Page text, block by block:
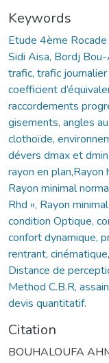
Keywords
Etude 4ème Rocade
Sidi Aisa, Bordj
trafic, trafic
coefficient
raccordements
gisements, angles
clothoïde,
dévers dmax et
rayon en plan,Rayon
Rayon minimal
Rhd », Rayon
condition Optique,
confort dynamique,
rentrant,
Distance de
Method C.B.R,
devis quantitatif.
Citation
BOUHALOUFA